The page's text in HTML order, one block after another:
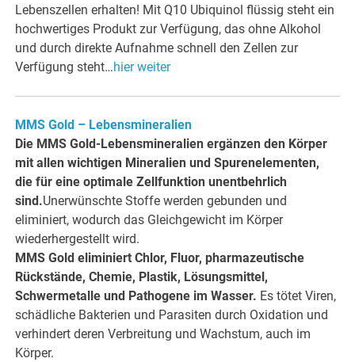
Lebenszellen erhalten! Mit Q10 Ubiquinol flüssig steht ein
hochwertiges Produkt zur Verfügung, das ohne Alkohol
und durch direkte Aufnahme schnell den Zellen zur
Verfügung steht…hier weiter
MMS Gold – Lebensmineralien
Die MMS Gold-Lebensmineralien ergänzen den Körper
mit allen wichtigen Mineralien und Spurenelementen,
die für eine optimale Zellfunktion unentbehrlich
sind.Unerwünschte Stoffe werden gebunden und
eliminiert, wodurch das Gleichgewicht im Körper
wiederhergestellt wird.
MMS Gold eliminiert Chlor, Fluor, pharmazeutische
Rückstände, Chemie, Plastik, Lösungsmittel,
Schwermetalle und Pathogene im Wasser. Es tötet Viren,
schädliche Bakterien und Parasiten durch Oxidation und
verhindert deren Verbreitung und Wachstum, auch im
Körper.